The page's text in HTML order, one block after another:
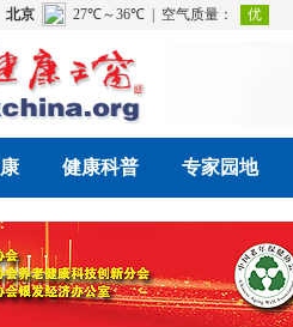
健康科普 专家园地